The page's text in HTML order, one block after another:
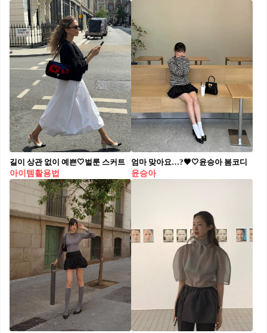
길이 상관 없이 예쁜🤍벌룬 스커트
아이템활용법
엄마 맞아요…?🖤🤍윤승아 봄코디
윤승아